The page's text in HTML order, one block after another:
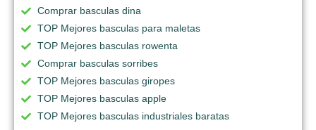
Comprar basculas dina
TOP Mejores basculas para maletas
TOP Mejores basculas rowenta
Comprar basculas sorribes
TOP Mejores basculas giropes
TOP Mejores basculas apple
TOP Mejores basculas industriales baratas